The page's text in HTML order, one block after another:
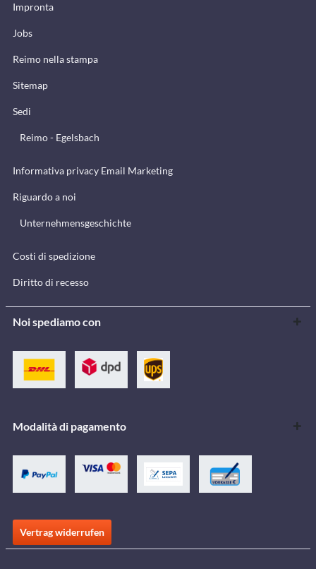
Impronta
Jobs
Reimo nella stampa
Sitemap
Sedi
Reimo - Egelsbach
Informativa privacy Email Marketing
Riguardo a noi
Unternehmensgeschichte
Costi di spedizione
Diritto di recesso
Noi spediamo con
Modalità di pagamento
Vertrag widerrufen